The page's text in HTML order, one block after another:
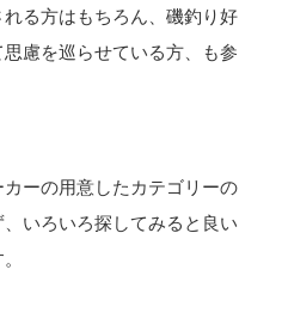
る方はもちろん、磯釣り好
慮を巡らせている方、も参
カーの用意したカテゴリーの
いろいろ探してみると良い